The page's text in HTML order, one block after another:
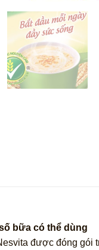
bữa có thể dùng
được đóng gói